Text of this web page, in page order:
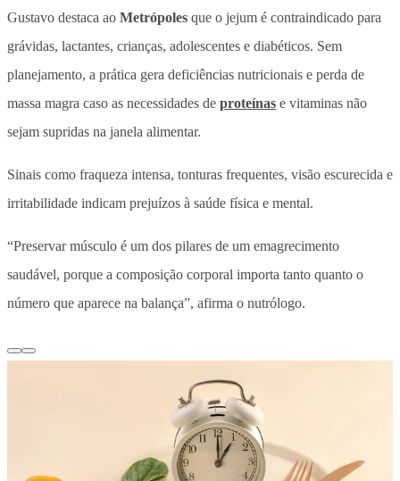
Gustavo destaca ao Metrópoles que o jejum é contraindicado para
grávidas, lactantes, crianças, adolescentes e diabéticos. Sem
planejamento, a prática gera deficiências nutricionais e perda de
massa magra caso as necessidades de proteínas e vitaminas não
sejam supridas na janela alimentar.
Sinais como fraqueza intensa, tonturas frequentes, visão escurecida e
irritabilidade indicam prejuízos à saúde física e mental.
“Preservar músculo é um dos pilares de um emagrecimento
saudável, porque a composição corporal importa tanto quanto o
número que aparece na balança”, afirma o nutrólogo.